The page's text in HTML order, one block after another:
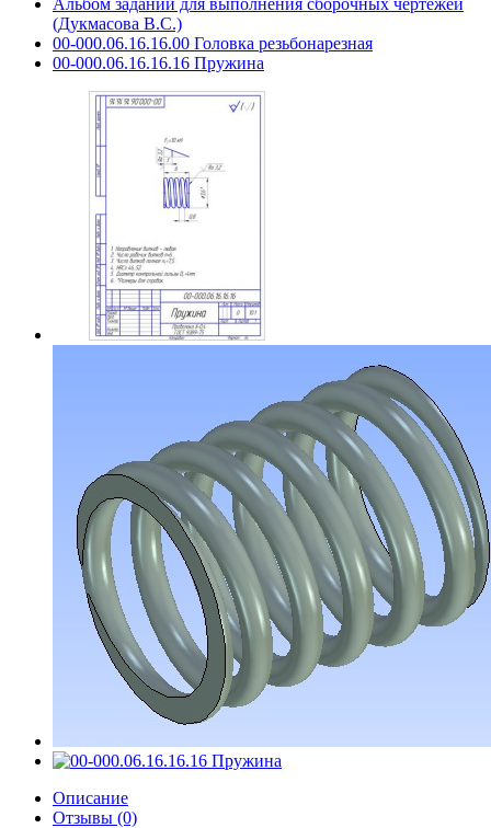
Альбом заданий для выполнения сборочных чертежей
(Дукмасова В.С.)
00-000.06.16.16.00 Головка резьбонарезная
00-000.06.16.16.16 Пружина
Описание
Отзывы (0)